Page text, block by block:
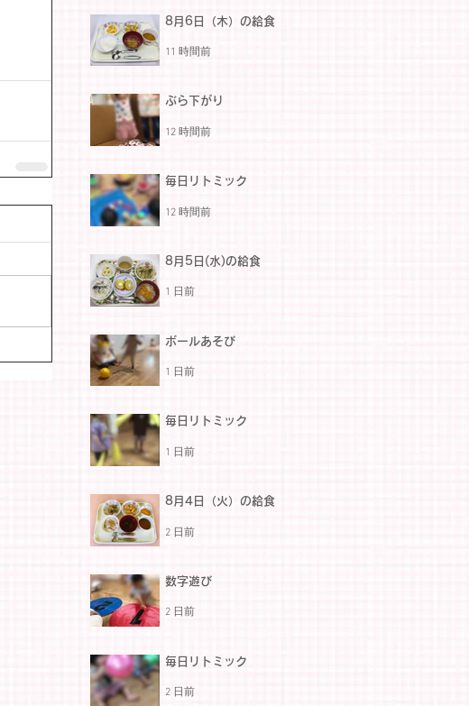
8月6日（木）の給食
11 時間前
ぶら下がり
12 時間前
毎日リトミック
12 時間前
8月5日(水)の給食
1 日前
ボールあそび
1 日前
毎日リトミック
1 日前
8月4日（火）の給食
2 日前
数字遊び
2 日前
毎日リトミック
2 日前